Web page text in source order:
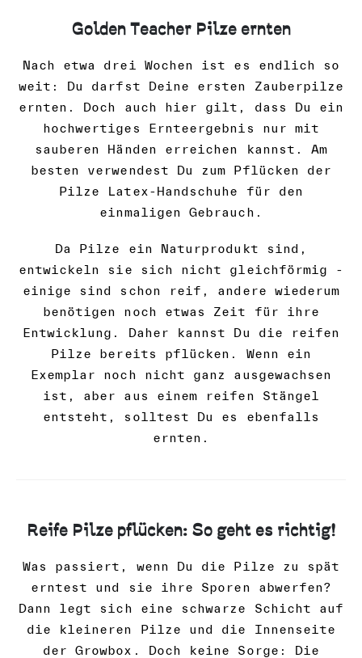
Golden Teacher Pilze ernten
Nach etwa drei Wochen ist es endlich so
weit: Du darfst Deine ersten Zauberpilze
ernten. Doch auch hier gilt, dass Du ein
hochwertiges Ernteergebnis nur mit
sauberen Händen erreichen kannst. Am
besten verwendest Du zum Pflücken der
Pilze Latex-Handschuhe für den
einmaligen Gebrauch.
Da Pilze ein Naturprodukt sind,
entwickeln sie sich nicht gleichförmig -
einige sind schon reif, andere wiederum
benötigen noch etwas Zeit für ihre
Entwicklung. Daher kannst Du die reifen
Pilze bereits pflücken. Wenn ein
Exemplar noch nicht ganz ausgewachsen
ist, aber aus einem reifen Stängel
entsteht, solltest Du es ebenfalls
ernten.
Reife Pilze pflücken: So geht es richtig!
Was passiert, wenn Du die Pilze zu spät
erntest und sie ihre Sporen abwerfen?
Dann legt sich eine schwarze Schicht auf
die kleineren Pilze und die Innenseite
der Growbox. Doch keine Sorge: Die